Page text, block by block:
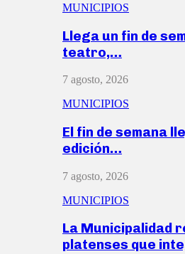
MUNICIPIOS
Llega un fin de
teatro,…
7 agosto, 2026
MUNICIPIOS
El fin de semana
edición…
7 agosto, 2026
MUNICIPIOS
La Municipalidad
platenses que